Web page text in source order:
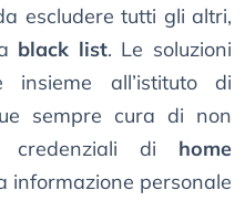
escludere tutti gli altri,
black list. Le soluzioni
insieme all’istituto di
sempre cura di non
credenziali di home
informazione personale